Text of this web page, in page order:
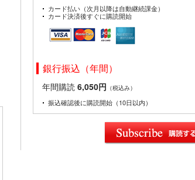
カード払い（次月以降は自動継続課金）
カード決済後すぐに購読開始
銀行振込（年間）
年間購読 6,050円 （税込み）
振込確認後に購読開始（10日以内）